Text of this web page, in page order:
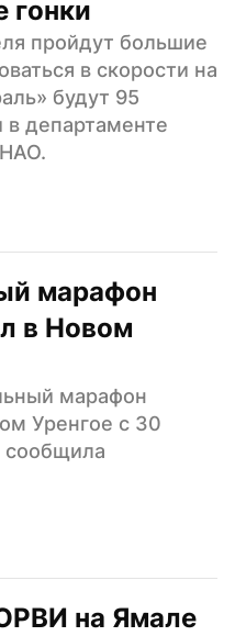
гонки
пройдут большие
в скорости на
будут 95
департаменте
марафон
в Новом
марафон
Уренгое с 30
сообщила
на Ямале